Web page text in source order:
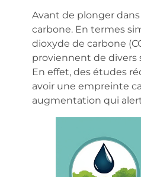
Avant de plonger
carbone. En termes
dioxyde de carbone
proviennent de divers
En effet, des études
avoir une empreinte
augmentation qui